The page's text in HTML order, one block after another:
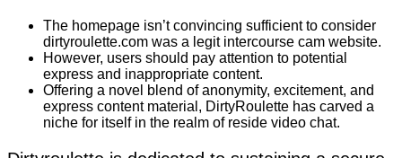
The homepage isn’t convincing sufficient to consider
dirtyroulette.com was a legit intercourse cam website.
However, users should pay attention to potential
express and inappropriate content.
Offering a novel blend of anonymity, excitement, and
express content material, DirtyRoulette has carved a
niche for itself in the realm of reside video chat.